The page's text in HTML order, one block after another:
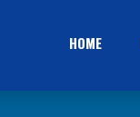
HOME